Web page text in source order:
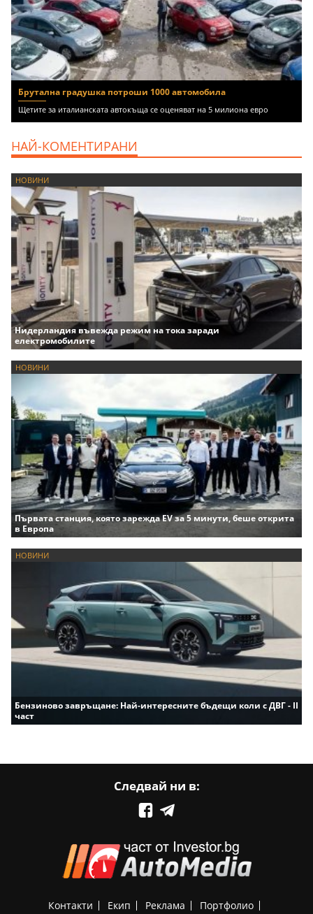
Брутална градушка потроши 1000 автомобила
Щетите за италианската автокъща се оценяват на 5 милиона евро
НАЙ-КОМЕНТИРАНИ
НОВИНИ
Нидерландия въвежда режим на тока заради
електромобилите
НОВИНИ
Първата станция, която зарежда EV за 5 минути, беше открита
в Европа
НОВИНИ
Бензиново завръщане: Най-интересните бъдещи коли с ДВГ - II
част
Следвай ни в:
Контакти Екип Реклама
Портфолио